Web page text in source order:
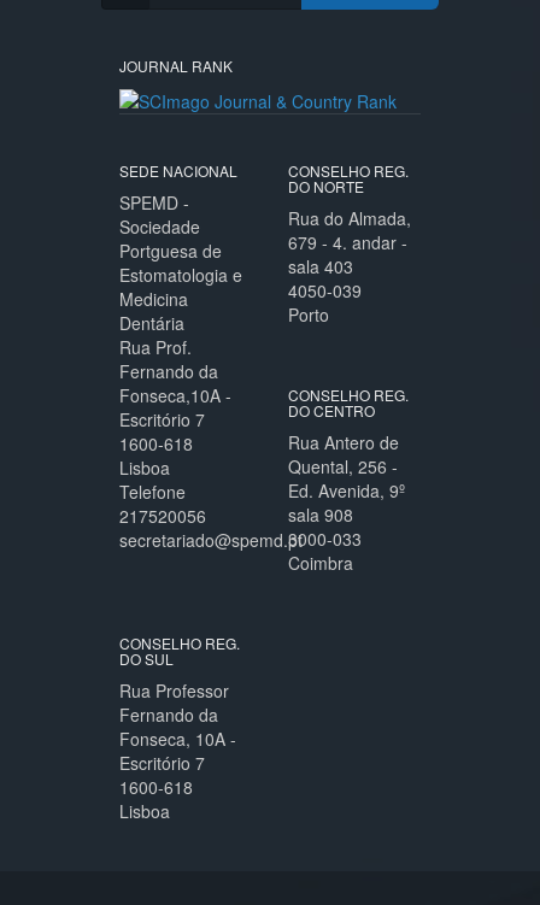
JOURNAL RANK
SEDE NACIONAL
SPEMD -
Sociedade
Portguesa de
Estomatologia e
Medicina
Dentária
Rua Prof.
Fernando da
Fonseca,10A -
Escritório 7
1600-618
Lisboa
Telefone
217520056
secretariado@spemd.pt
CONSELHO REG.
DO NORTE
Rua do Almada,
679 - 4. andar -
sala 403
4050-039
Porto
CONSELHO REG.
DO CENTRO
Rua Antero de
Quental, 256 -
Ed. Avenida, 9º
sala 908
3000-033
Coimbra
CONSELHO REG.
DO SUL
Rua Professor
Fernando da
Fonseca, 10A -
Escritório 7
1600-618
Lisboa